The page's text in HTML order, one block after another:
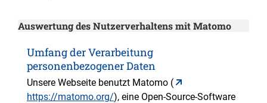
Auswertung des Nutzerverhaltens mit Matomo
Umfang der Verarbeitung
personenbezogener Daten
Unsere Webseite benutzt Matomo (
https://matomo.org/), eine Open-Source-Software